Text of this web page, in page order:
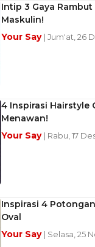
Intip 3 Gaya
Maskulin!
Your Say | Jum'at, 26
4 Inspirasi Hairstyle
Menawan!
Your Say | Rabu, 17
Inspirasi 4
Oval
Your Say | Selasa, 25